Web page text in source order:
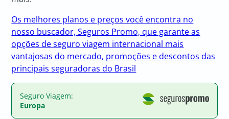
Os melhores planos e preços você encontra no
nosso buscador, Seguros Promo, que garante as
opções de seguro viagem internacional mais
vantajosas do mercado, promoções e descontos das
principais seguradoras do Brasil
Seguro Viagem:
Europa